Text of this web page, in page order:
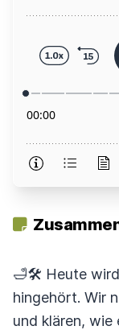
🛁🛠️ Heute
hingehört. Wir
und klären,